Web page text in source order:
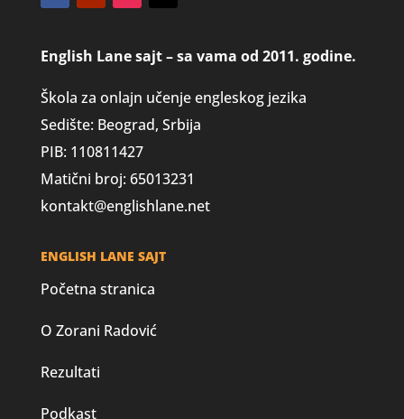
English Lane sajt – sa vama od 2011. godine.
Škola za onlajn učenje engleskog jezika
Sedište: Beograd, Srbija
PIB: 110811427
Matični broj: 65013231
kontakt@englishlane.net
ENGLISH LANE SAJT
Početna stranica
O Zorani Radović
Rezultati
Podkast